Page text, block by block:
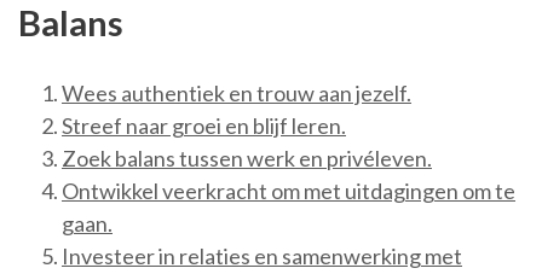
Balans
Wees authentiek en trouw aan jezelf.
Streef naar groei en blijf leren.
Zoek balans tussen werk en privéleven.
Ontwikkel veerkracht om met uitdagingen om te
gaan.
Investeer in relaties en samenwerking met